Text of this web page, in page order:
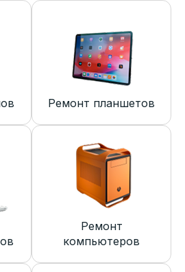
Ремонт планшетов
Ремонт
компьютеров